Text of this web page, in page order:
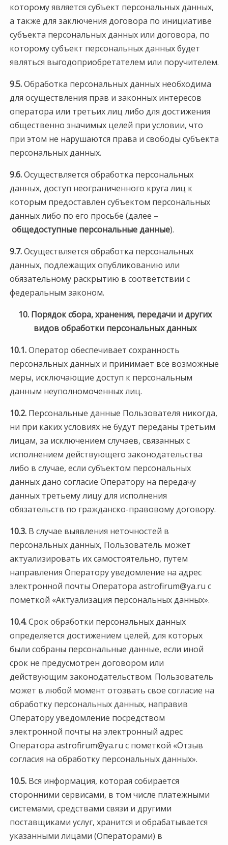
которому является субъект персональных данных,
а также для заключения договора по инициативе
субъекта персональных данных или договора, по
которому субъект персональных данных будет
являться выгодоприобретателем или поручителем.
9.5.Обработка персональных данных необходима
для осуществления прав и законных интересов
оператора или третьих лиц либо для достижения
общественно значимых целей при условии, что
при этом не нарушаются права и свободы субъекта
персональных данных.
9.6.Осуществляется обработка персональных
данных, доступ неограниченного круга лиц к
которым предоставлен субъектом персональных
данных либо по его просьбе (далее –
общедоступные персональные данные).
9.7.Осуществляется обработка персональных
данных, подлежащих опубликованию или
обязательному раскрытию в соответствии с
федеральным законом.
10. Порядок сбора, хранения, передачи и других
видов обработки персональных данных
10.1.Оператор обеспечивает сохранность
персональных данных и принимает все возможные
меры, исключающие доступ к персональным
данным неуполномоченных лиц.
10.2. Персональные данные Пользователя никогда,
ни при каких условиях не будут переданы третьим
лицам, за исключением случаев, связанных с
исполнением действующего законодательства
либо в случае, если субъектом персональных
данных дано согласие Оператору на передачу
данных третьему лицу для исполнения
обязательств по гражданско-правовому договору.
10.3. В случае выявления неточностей в
персональных данных, Пользователь может
актуализировать их самостоятельно, путем
направления Оператору уведомление на адрес
электронной почты Оператора astrofirum@ya.ru с
пометкой «Актуализация персональных данных».
10.4.Срок обработки персональных данных
определяется достижением целей, для которых
были собраны персональные данные, если иной
срок не предусмотрен договором или
действующим законодательством. Пользователь
может в любой момент отозвать свое согласие на
обработку персональных данных, направив
Оператору уведомление посредством
электронной почты на электронный адрес
Оператора astrofirum@ya.ru с пометкой «Отзыв
согласия на обработку персональных данных».
10.5. Вся информация, которая собирается
сторонними сервисами, в том числе платежными
системами, средствами связи и другими
поставщиками услуг, хранится и обрабатывается
указанными лицами (Операторами) в